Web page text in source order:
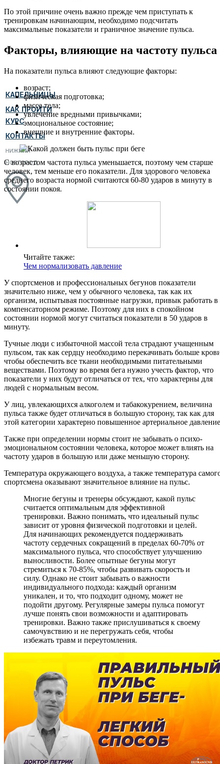
КАПЕЛЬНИЦЫ
КАК ПРОЙТИ
КУРС
КОНТАКТЫ
НИЖНИЙ
НОВГОРОД
По этой причине очень важно прежде чем приступать к
тренировкам начинающим, необходимо подсчитать
максимальные показатели и граничное значение пульса.
Факторы, влияющие на частоту пульса
На показатели пульса влияют следующие факторы:
возраст;
физическая подготовка;
масса тела;
увлечение вредными привычками;
эмоциональное состояние;
внешние и внутренние факторы.
С возрастом частота пульса уменьшается, поэтому чем старше
человек, тем меньше его показатели. Для здорового человека
среднего возраста нормой считаются 60-80 ударов в минуту в
состоянии покоя.
Читайте также:
Чем нормализовать давление
У спортсменов и профессиональных бегунов показатели
значительно ниже, чем у обычного человека, так как их
организм, испытывая постоянные нагрузки, привык работать в
компенсаторном режиме. Поэтому для них в спокойном
состоянии нормой могут считаться показатели в 50 ударов в
минуту.
Тучные люди с избыточной массой тела страдают учащенным
пульсом, так как сердцу необходимо перекачивать больше
чтобы обеспечить все ткани необходимыми питательными
веществами. Поэтому во время бега нужно учесть фактор, что
показатели у них будут отличаться от тех, что характерны для
людей с нормальным весом.
У лиц, увлекающихся алкоголем и табакокурением, величина
пульса также будет отличаться в большую сторону, так как для
этой категории характерно повышенное артериальное
Также при определении нормы стоит не забывать о психо-
эмоциональном состоянии человека, которое может влиять на
частоту ударов в большую или даже меньшую сторону.
Температура окружающего воздуха, а также температура
спортсмена оказывают значительное влияние на пульс.
Многие бегуны и тренеры обсуждают, какой пульс
считается оптимальным для эффективной
тренировки. Важно понимать, что идеальный пульс
зависит от уровня физической подготовки и целей.
Для начинающих рекомендуется поддерживать
частоту сердечных сокращений в пределах 60-70% от
максимального пульса, что способствует улучшению
выносливости. Более опытные бегуны могут
стремиться к 70-85%, чтобы развивать скорость и
силу. Однако не стоит забывать о важности
индивидуального подхода: каждый организм
уникален, и то, что подходит одному, может не
подойти другому. Регулярные замеры пульса помогут
лучше понять свои возможности и адаптировать
тренировки. Важно также прислушиваться к своему
самочувствию и не перегружать себя, чтобы
избежать травм и переутомления.